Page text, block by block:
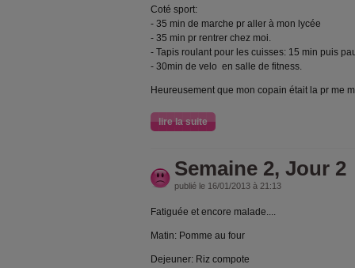
Coté sport:
- 35 min de marche pr aller à mon lycée
- 35 min pr rentrer chez moi.
- Tapis roulant pour les cuisses: 15 min puis
- 30min de velo en salle de fitness.
Heureusement que mon copain était la pr me
lire la suite
Semaine 2, Jour 2
publié le 16/01/2013 à 21:13
Fatiguée et encore malade....
Matin: Pomme au four
Dejeuner: Riz compote